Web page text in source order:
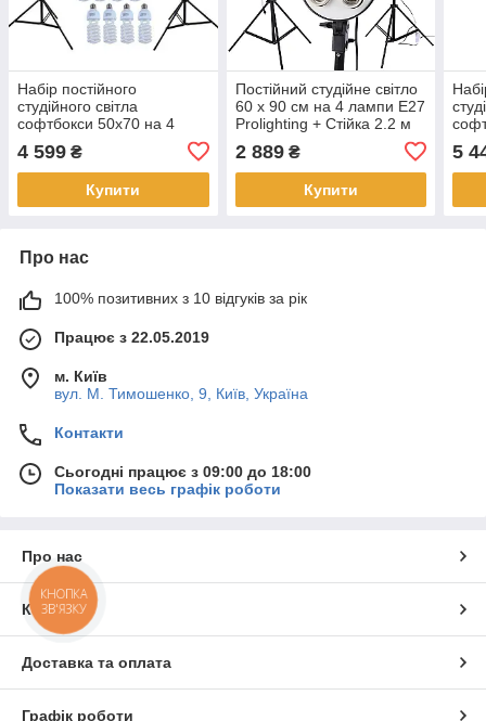
Набір постійного
студійного світла
софтбокси 50x70 на 4
4 599 ₴
Купити
Постійний студійне світло
60 х 90 см на 4 лампи Е27
Prolighting + Стійка 2.2 м
2 889₴
Купити
5
Про нас
100% позитивних з 10 відгуків за рік
Працює з 22.05.2019
м. Київ
вул. М. Тимошенко, 9, Київ, Україна
Контакти
Сьогодні працює з 09:00 до 18:00
Показати весь графік роботи
Про нас
Контакти
Доставка та оплата
Графік роботи
КНОПКА
ЗВ'ЯЗКУ